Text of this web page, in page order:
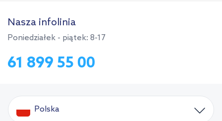
Nasza infolinia
Poniedziałek - piątek: 8-17
61 899 55 00
Polska